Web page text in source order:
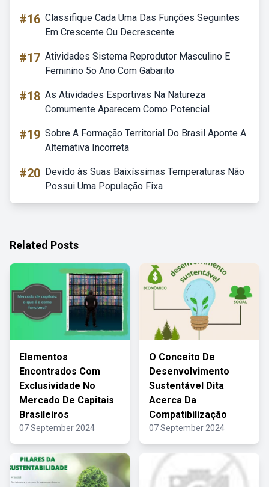
#16 Classifique Cada Uma Das Funções Seguintes
Em Crescente Ou Decrescente
#17 Atividades Sistema Reprodutor Masculino E
Feminino 5o Ano Com Gabarito
#18 As Atividades Esportivas Na Natureza
Comumente Aparecem Como Potencial
#19 Sobre A Formação Territorial Do Brasil Aponte A
Alternativa Incorreta
#20 Devido às Suas Baixíssimas Temperaturas Não
Possui Uma População Fixa
Related Posts
Elementos
Encontrados Com
Exclusividade No
Mercado De Capitais
Brasileiros
07 September 2024
O Conceito De
Desenvolvimento
Sustentável Dita
Acerca Da
Compatibilização
07 September 2024